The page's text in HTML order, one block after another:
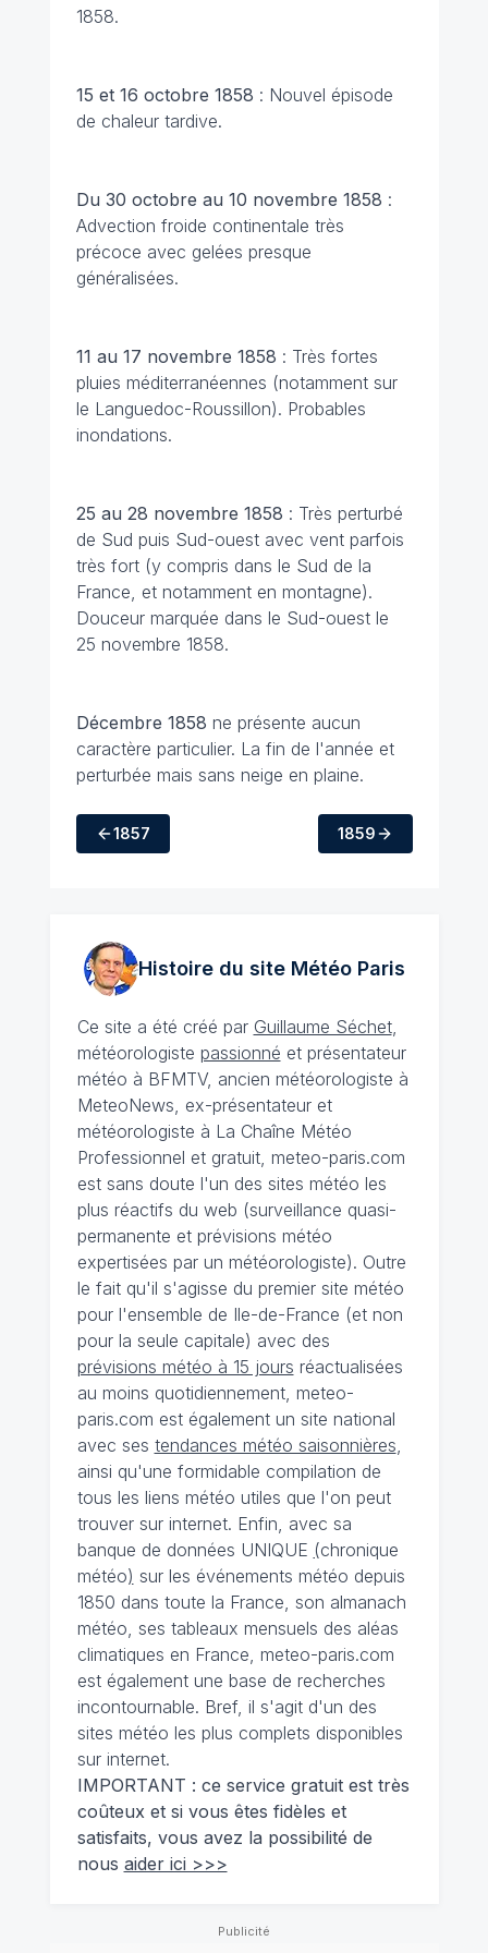
1858.
15 et 16 octobre 1858 : Nouvel épisode
de chaleur tardive.
Du 30 octobre au 10 novembre 1858 :
Advection froide continentale très
précoce avec gelées presque
généralisées.
11 au 17 novembre 1858 : Très fortes
pluies méditerranéennes (notamment sur
le Languedoc-Roussillon). Probables
inondations.
25 au 28 novembre 1858 : Très perturbé
de Sud puis Sud-ouest avec vent parfois
très fort (y compris dans le Sud de la
France, et notamment en montagne).
Douceur marquée dans le Sud-ouest le
25 novembre 1858.
Décembre 1858 ne présente aucun
caractère particulier. La fin de l'année et
perturbée mais sans neige en plaine.
1857 1859
Histoire du site MétéoParis
Ce site a été créé par Guillaume Séchet,
météorologiste passionné et présentateur
météo à BFMTV, ancien météorologiste à
MeteoNews, ex-présentateur et
météorologiste à La Chaîne Météo
Professionnel et gratuit, meteo-paris.com
est sans doute l'un des sites météo les
plus réactifs du web (surveillance quasi-
permanente et prévisions météo
expertisées par un météorologiste). Outre
le fait qu'il s'agisse du premier site météo
pour l'ensemble de Ile-de-France (et non
pour la seule capitale) avec des
prévisions météo à 15 jours réactualisées
au moins quotidiennement, meteo-
paris.com est également un site national
avec ses tendances météo saisonnières
ainsi qu'une formidable compilation de
tous les liens météo utiles que l'on peut
trouver sur internet. Enfin, avec sa
banque de données UNIQUE (chronique
météo) sur les événements météo depuis
1850 dans toute la France, son almanach
météo, ses tableaux mensuels des aléas
climatiques en France, meteo-paris.com
est également une base de recherches
incontournable. Bref, il s'agit d'un des
sites météo les plus complets disponibles
sur internet.
IMPORTANT : ce service gratuit est très
coûteux et si vous êtes fidèles et
satisfaits, vous avez la possibilité de
nous aider ici >>>